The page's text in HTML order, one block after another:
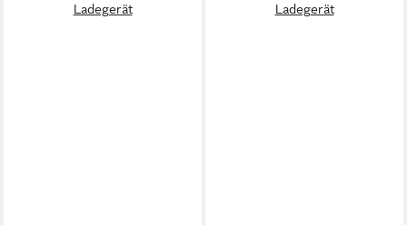
Ladegerät
Ladegerät